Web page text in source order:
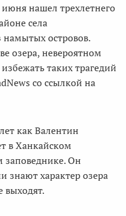
нашел трехлетнего
села
островов.
озера, невероятном
таких трагедий
со ссылкой на
как Валентин
в Ханкайском
заповеднике. Он
знают характер озера
выходят.